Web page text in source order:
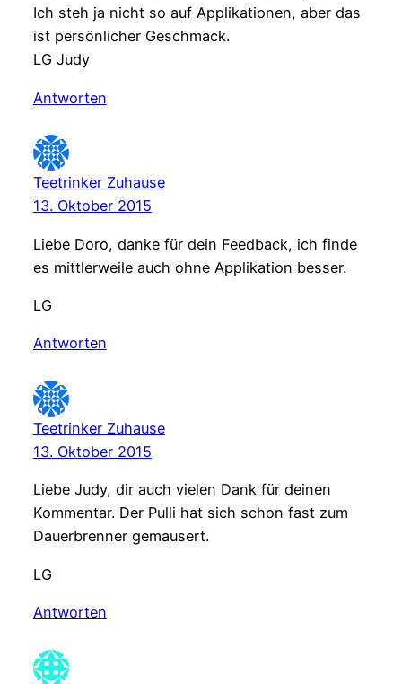
Ich steh ja nicht so auf Applikationen, aber das
ist persönlicher Geschmack.
LG Judy
Antworten
Teetrinker Zuhause
13. Oktober 2015
Liebe Doro, danke für dein Feedback, ich finde
es mittlerweile auch ohne Applikation besser.
LG
Antworten
Teetrinker Zuhause
13. Oktober 2015
Liebe Judy, dir auch vielen Dank für deinen
Kommentar. Der Pulli hat sich schon fast zum
Dauerbrenner gemausert.
LG
Antworten